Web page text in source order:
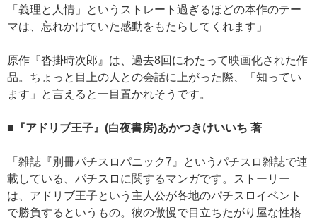
「義理と人情」というストレート過ぎるほどの本作のテー
マは、忘れかけていた感動をもたらしてくれます」
原作『沓掛時次郎』は、過去8回にわたって映画化された作
品。ちょっと目上の人との会話に上がった際、「知ってい
ます」と言えると一目置かれそうです。
■『アドリブ王子』(白夜書房)あかつきけいいち 著
「雑誌『別冊パチスロパニック7』というパチスロ雑誌で連
載している、パチスロに関するマンガです。ストーリー
は、アドリブ王子という主人公が各地のパチスロイベント
で勝負するというもの。彼の傲慢で目立ちたがり屋な性格